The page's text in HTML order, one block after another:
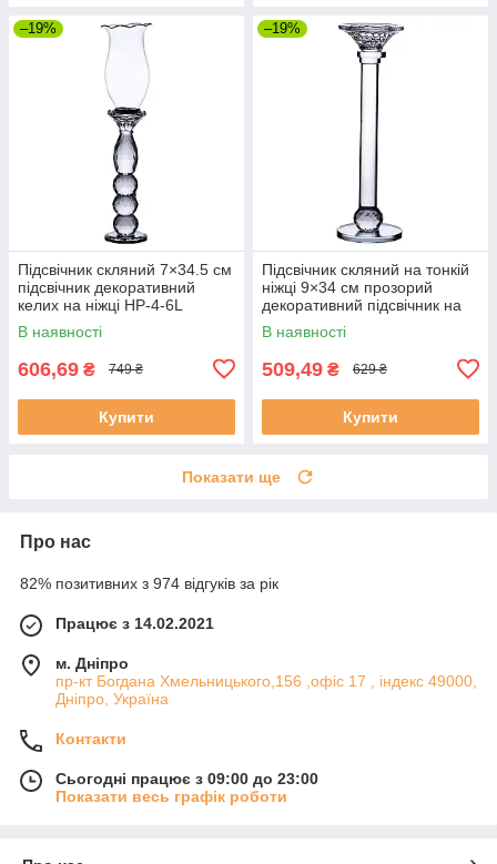
–19%
Підсвічник скляний 7×34.5 см
підсвічник декоративний
келих на ніжці HP-4-6L
В наявності
606,69 ₴ 749 ₴
Купити
–19%
Підсвічник скляний на тонкій
ніжці 9×34 см прозорий
декоративний підсвічник на
стіл HP-4-8M
В наявності
509,49 ₴ 629 ₴
Купити
Показати ще
Про нас
82% позитивних з 974 відгуків за рік
Працює з 14.02.2021
м. Дніпро
пр-кт Богдана Хмельницького,156 ,офіс 17 , індекс 49000,
Дніпро, Україна
Контакти
Сьогодні працює з 09:00 до 23:00
Показати весь графік роботи